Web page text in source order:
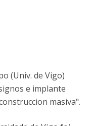
(Univ. de Vigo)
e implante
masiva".